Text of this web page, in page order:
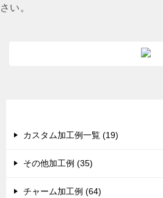
さい。
カスタム加工例一覧 (19)
その他加工例 (35)
チャーム加工例 (64)